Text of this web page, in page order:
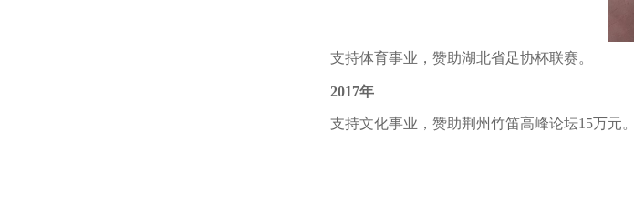
支持体育事业，赞助湖北省足协杯联赛。
2017年
支持文化事业，赞助荆州竹笛高峰论坛15万元。